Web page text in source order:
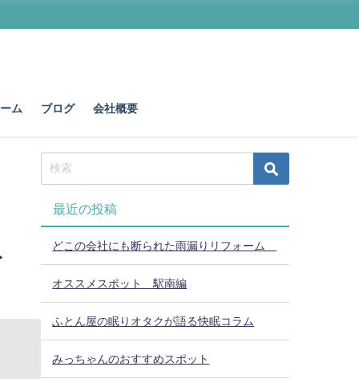
ム ブログ 会社概要
最近の投稿
どこの会社にも断られた雨漏りリフォーム
オススメスポット 駅南編
ふとん屋の眠りオタクが語る快眠コラム
みっちゃんのおすすめスポット